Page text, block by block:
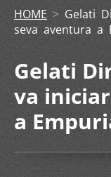
HOME > Gelati
seva aventura a
Gelati
va
a